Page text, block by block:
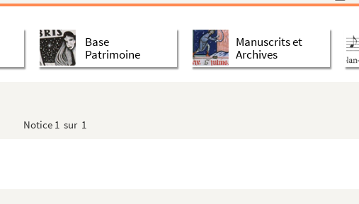
Base
Patrimoine
Manuscrits et
Archives
Notice 1 sur 1